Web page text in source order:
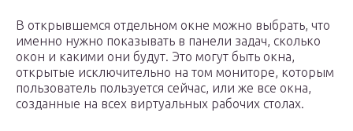
В открывшемся отдельном окне можно выбрать, что
именно нужно показывать в панели задач, сколько
окон и какими они будут. Это могут быть окна,
открытые исключительно на том мониторе, которым
пользователь пользуется сейчас, или же все окна,
созданные на всех виртуальных рабочих столах.